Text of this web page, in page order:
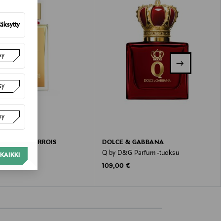
BARROIS
-tuoksu
Price
€
DOLCE & GABBANA
Q by D&G Parfum -tuoksu
Original Price
109,00 €